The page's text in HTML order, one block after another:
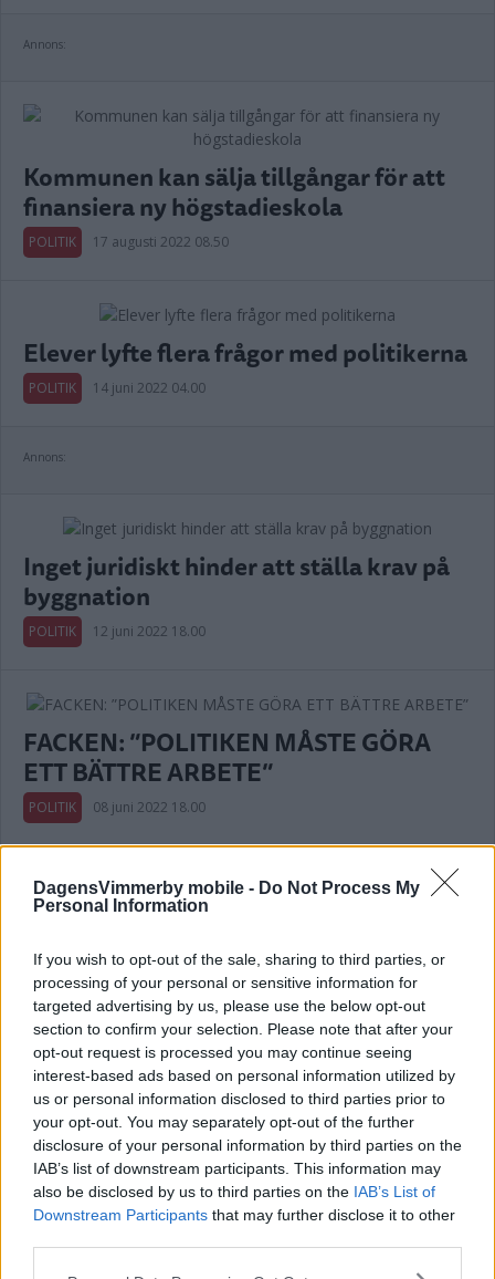
DagensVimmerby mobile - Do Not Process My
Personal Information
If you wish to opt-out of the sale, sharing to third parties, or
processing of your personal or sensitive information for
targeted advertising by us, please use the below opt-out
section to confirm your selection. Please note that after your
opt-out request is processed you may continue seeing
interest-based ads based on personal information utilized by
us or personal information disclosed to third parties prior to
your opt-out. You may separately opt-out of the further
disclosure of your personal information by third parties on the
IAB’s list of downstream participants. This information may
also be disclosed by us to third parties on the IAB’s List of
Downstream Participants that may further disclose it to other
Annons:
Kommunen kan sälja tillgångar för att
finansiera ny högstadieskola
POLITIK 17 augusti 2022 08.50
Elever lyfte flera frågor med politikerna
POLITIK 14 juni 2022 04.00
Annons:
Inget juridiskt hinder att ställa krav på
byggnation
POLITIK 12 juni 2022 18.00
FACKEN: ”POLITIKEN MÅSTE GÖRA
ETT BÄTTRE ARBETE”
POLITIK 08 juni 2022 18.00
Den extra lönesatsningen gäller inte
alla – "Finns inga individuella garantier"
POLITIK 24 mars 2022 05.00
Investeringsramen sänks med över 100
miljoner – försening av förskolan
POLITIK 01 december 2021 10.40